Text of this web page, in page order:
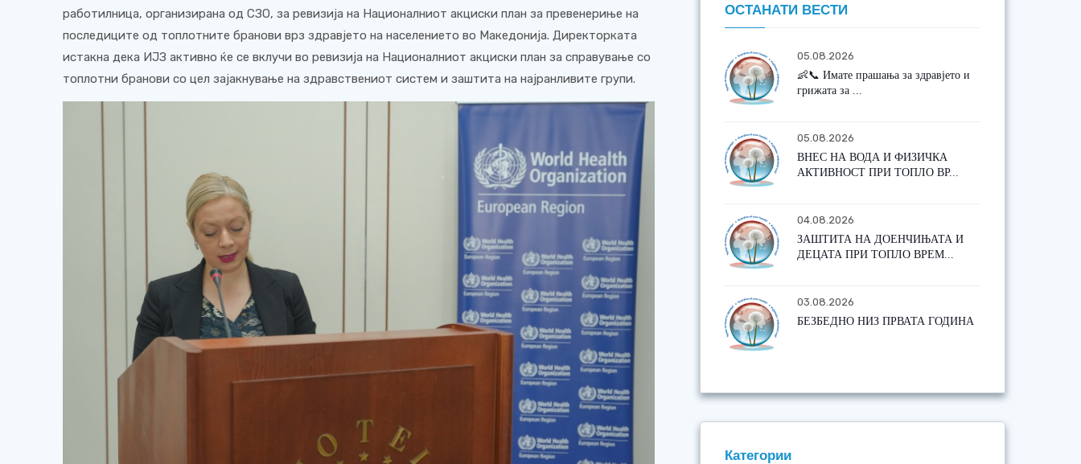
работилница, организирана од СЗО, за ревизија на Националниот акциски план за превенериње на
последиците од топлотните бранови врз здравјето на населението во Македонија. Директорката
истакна дека ИЈЗ активно ќе се вклучи во ревизија на Националниот акциски план за справување со
топлотни бранови со цел зајакнување на здравствениот систем и заштита на најранливите групи.
ОСТАНАТИ ВЕСТИ
05.08.2026
👶📞 Имате прашања за здравјето и
грижата за ...
05.08.2026
ВНЕС НА ВОДА И ФИЗИЧКА
АКТИВНОСТ ПРИ ТОПЛО ВР...
04.08.2026
ЗАШТИТА НА ДОЕНЧИЊАТА И
ДЕЦАТА ПРИ ТОПЛО ВРЕМ...
03.08.2026
БЕЗБЕДНО НИЗ ПРВАТА ГОДИНА
Категории